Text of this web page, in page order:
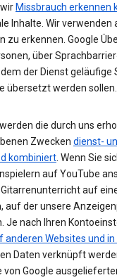
Missbrauch erkennen
Inhalte. Wir verwenden
zu erkennen. Google
über
der Dienst geläufige
übersetzt werden sollen.
die durch uns
Zwecken dienst-
kombiniert . Wenn Sie
auf YouTube
auf
auf der unsere
Je nach Ihren
anderen Websites und in
Daten verknüpft
von Google